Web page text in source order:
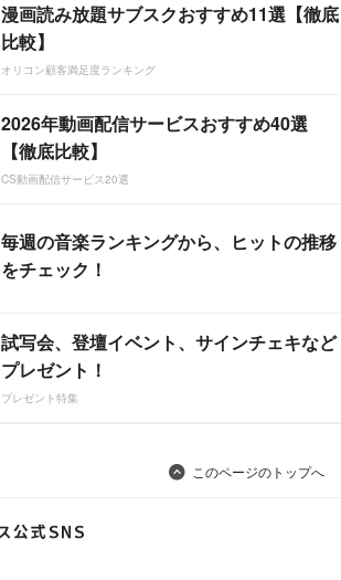
漫画読み放題サブスクおすすめ11選【徹底
比較】
オリコン顧客満足度ランキング
2026年動画配信サービスおすすめ40選
【徹底比較】
CS動画配信サービス20選
毎週の音楽ランキングから、ヒットの推移
をチェック！
試写会、登壇イベント、サインチェキなど
プレゼント！
プレゼント特集
このページのトップへ